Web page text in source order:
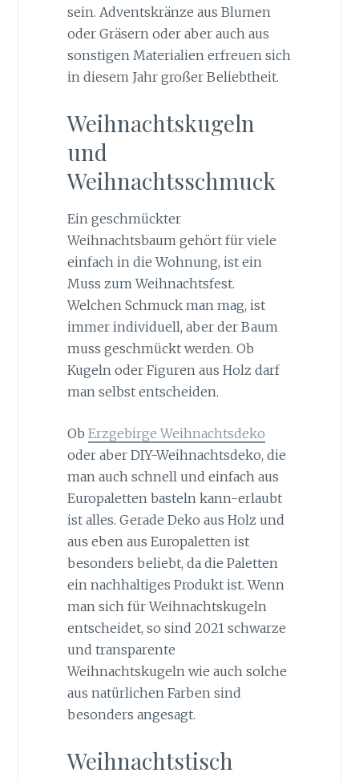
sein. Adventskränze aus Blumen
oder Gräsern oder aber auch aus
sonstigen Materialien erfreuen sich
in diesem Jahr großer Beliebtheit.
Weihnachtskugeln
und
Weihnachtsschmuck
Ein geschmückter
Weihnachtsbaum gehört für viele
einfach in die Wohnung, ist ein
Muss zum Weihnachtsfest.
Welchen Schmuck man mag, ist
immer individuell, aber der Baum
muss geschmückt werden. Ob
Kugeln oder Figuren aus Holz darf
man selbst entscheiden.
Ob Erzgebirge Weihnachtsdeko
oder aber DIY-Weihnachtsdeko, die
man auch schnell und einfach aus
Europaletten basteln kann-erlaubt
ist alles. Gerade Deko aus Holz und
aus eben aus Europaletten ist
besonders beliebt, da die Paletten
ein nachhaltiges Produkt ist. Wenn
man sich für Weihnachtskugeln
entscheidet, so sind 2021 schwarze
und transparente
Weihnachtskugeln wie auch solche
aus natürlichen Farben sind
besonders angesagt.
Weihnachtstisch